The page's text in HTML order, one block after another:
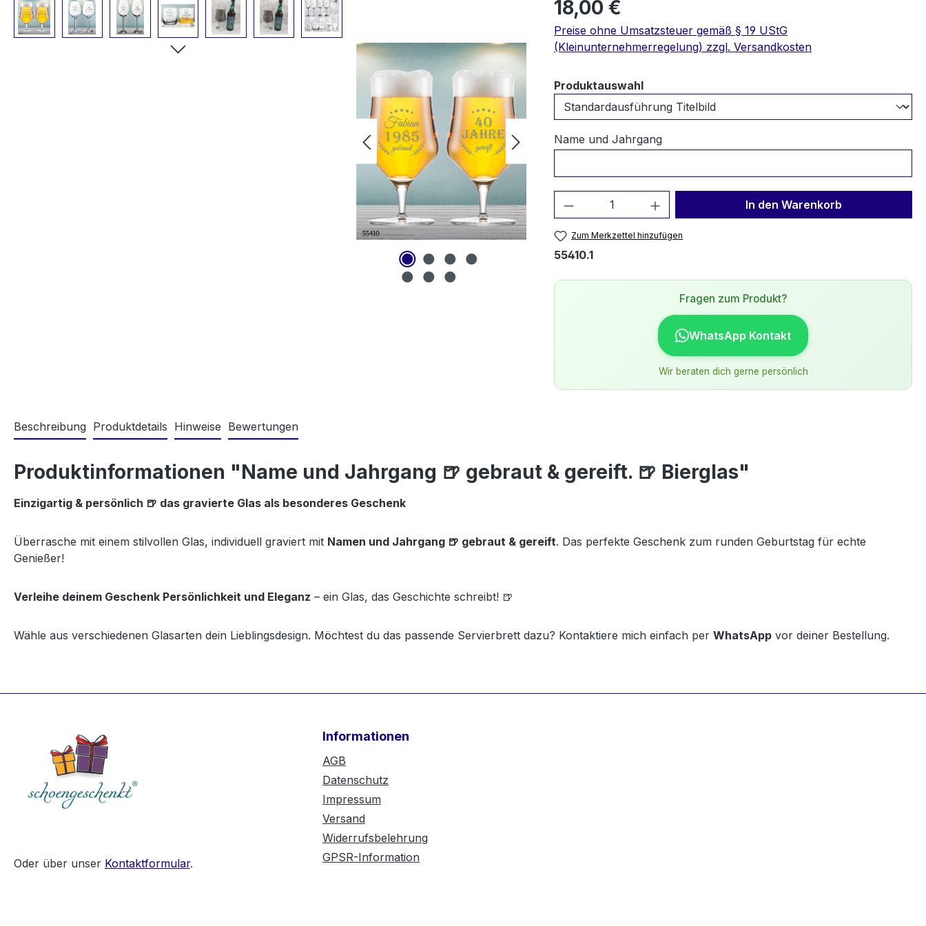
18,00 €
Preise ohne Umsatzsteuer gemäß § 19 UStG
(Kleinunternehmerregelung) zzgl. Versandkosten
Produktauswahlauswählen
Name und Jahrgang
Produkt Anzahl: Gib den gewünschten Wert
In den Warenkorb
Zum Merkzettel hinzufügen
55410.1
Fragen zum Produkt?
WhatsApp Kontakt
Wir beraten dich gerne persönlich
Beschreibung Produktdetails Hinweise Bewertungen
Produktinformationen "Name und Jahrgang 🍺 gebraut & gereift. 🍺 Bierglas"
Einzigartig & persönlich 🍺 das gravierte Glas als besonderes Geschenk
Überrasche mit einem stilvollen Glas, individuell graviert mit Namen und Jahrgang 🍺 gebraut & gereift. Das perfekte Geschenk zum runden Geburtstag für echte
Genießer!
Verleihe deinem Geschenk Persönlichkeit und Eleganz – ein Glas, das Geschichte schreibt! 🍺
Wähle aus verschiedenen Glasarten dein Lieblingsdesign. Möchtest du das passende Servierbrett dazu? Kontaktiere mich einfach per WhatsApp vor deiner Bestellung.
Oder über unser Kontaktformular.
Informationen
AGB
Datenschutz
Impressum
Versand
Widerrufsbelehrung
GPSR-Information